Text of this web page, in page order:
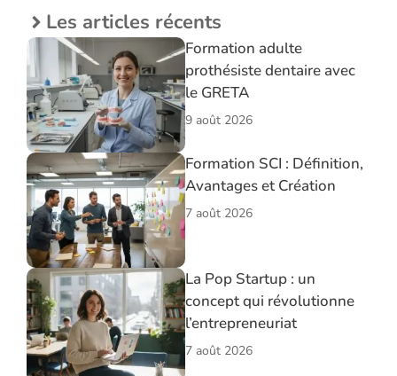
Les articles récents
Formation adulte
prothésiste dentaire avec
le GRETA
9 août 2026
Formation SCI : Définition,
Avantages et Création
7 août 2026
La Pop Startup : un
concept qui révolutionne
l’entrepreneuriat
7 août 2026